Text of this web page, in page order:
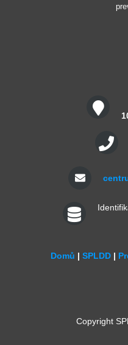
Domů | SPLDD |
Copyright